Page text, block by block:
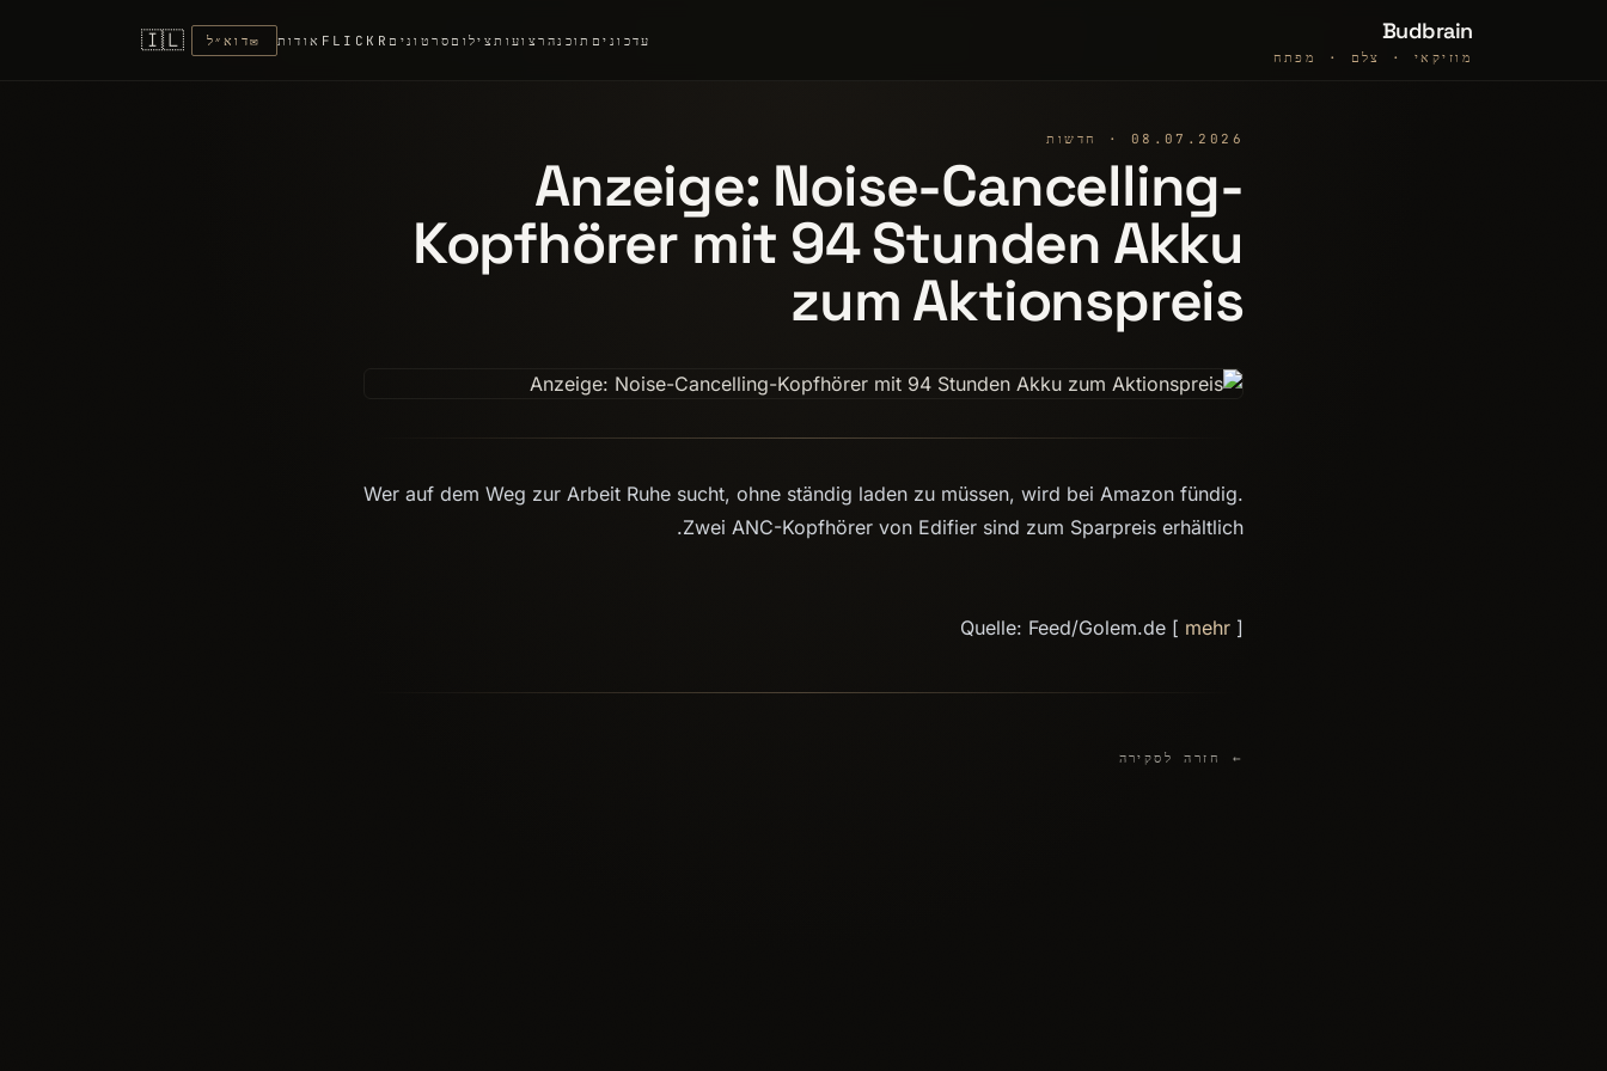
Budbrain
מוזיקאי · צלם · מפתח
עדכונים תוכנה רצועותצילום סרטונים FLICKR אודות ✉דוא״ל 🇮🇱
08.07.2026 · חדשות
Anzeige: Noise-Cancelling-
Kopfhörer mit 94 Stunden Akku
zum Aktionspreis
Wer auf dem Weg zur Arbeit Ruhe sucht, ohne ständig laden zu müssen, wird bei Amazon fündig.
Zwei ANC-Kopfhörer von Edifier sind zum Sparpreis erhältlich.
Quelle: Feed/Golem.de [ mehr ]
← חזרה לסקירה